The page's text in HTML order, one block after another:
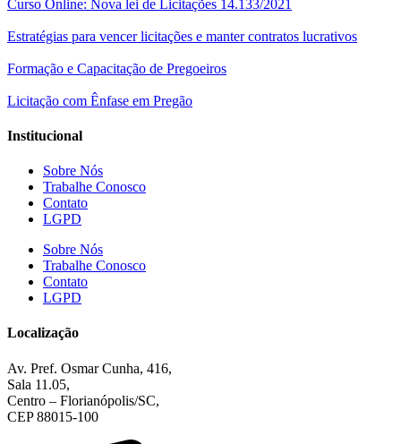
Curso Online: Nova lei de Licitações 14.133/2021
Estratégias para vencer licitações e manter contratos lucrativos
Formação e Capacitação de Pregoeiros
Licitação com Ênfase em Pregão
Institucional
Sobre Nós
Trabalhe Conosco
Contato
LGPD
Sobre Nós
Trabalhe Conosco
Contato
LGPD
Localização
Av. Pref. Osmar Cunha, 416,
Sala 11.05,
Centro – Florianópolis/SC,
CEP 88015-100